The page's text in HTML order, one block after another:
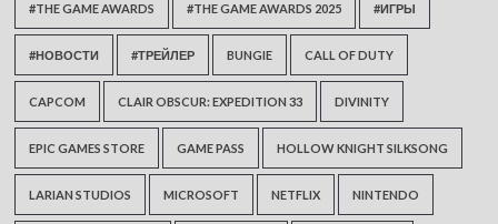
#THE GAME AWARDS #THE GAME AWARDS 2025 #ИГРЫ
#НОВОСТИ #ТРЕЙЛЕР BUNGIE CALL OF DUTY
CAPCOM CLAIR OBSCUR: EXPEDITION 33 DIVINITY
EPIC GAMES STORE GAME PASS HOLLOW KNIGHT SILKSONG
LARIAN STUDIOS MICROSOFT NETFLIX NINTENDO